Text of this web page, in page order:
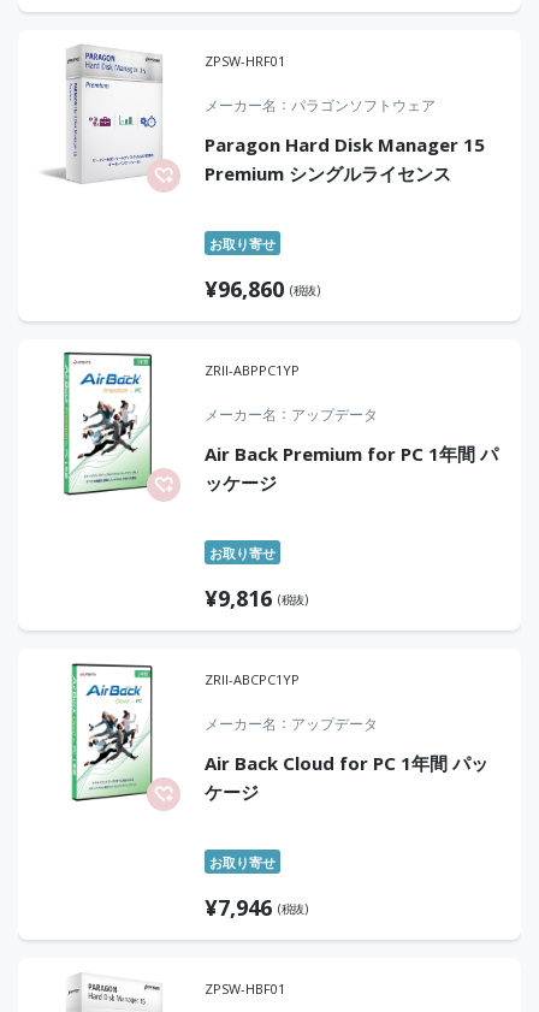
ZPSW-HRF01
メーカー名 パラゴンソフトウェア
Paragon Hard Disk Manager 15
Premium シングルライセンス
お取り寄せ
¥96,860 (税抜)
ZRII-ABPPC1YP
メーカー名 アップデータ
Air Back Premium for PC 1年間 パ
ッケージ
お取り寄せ
¥9,816 (税抜)
ZRII-ABCPC1YP
メーカー名 アップデータ
Air Back Cloud for PC 1年間 パッ
ケージ
お取り寄せ
¥7,946 (税抜)
ZPSW-HBF01